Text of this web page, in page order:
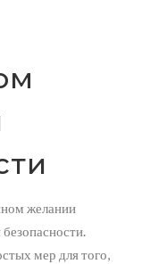
желании
мер для того,